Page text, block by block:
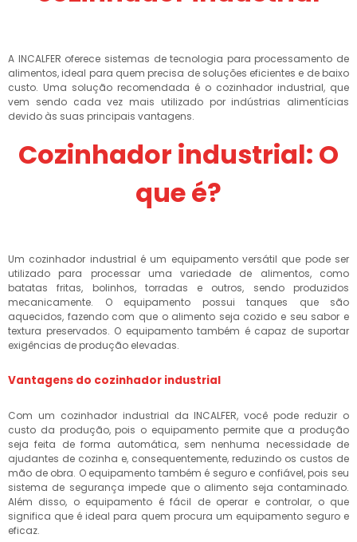
A INCALFER oferece sistemas de tecnologia para processamento de
alimentos, ideal para quem precisa de soluções eficientes e de baixo
custo. Uma solução recomendada é o cozinhador industrial, que
vem sendo cada vez mais utilizado por indústrias alimentícias
devido às suas principais vantagens.
Cozinhador industrial: O
que é?
Um cozinhador industrial é um equipamento versátil que pode ser
utilizado para processar uma variedade de alimentos, como
batatas fritas, bolinhos, torradas e outros, sendo produzidos
mecanicamente. O equipamento possui tanques que são
aquecidos, fazendo com que o alimento seja cozido e seu sabor e
textura preservados. O equipamento também é capaz de suportar
exigências de produção elevadas.
Vantagens do cozinhador industrial
Com um cozinhador industrial da INCALFER, você pode reduzir o
custo da produção, pois o equipamento permite que a produção
seja feita de forma automática, sem nenhuma necessidade de
ajudantes de cozinha e, consequentemente, reduzindo os custos de
mão de obra. O equipamento também é seguro e confiável, pois seu
sistema de segurança impede que o alimento seja contaminado.
Além disso, o equipamento é fácil de operar e controlar, o que
significa que é ideal para quem procura um equipamento seguro e
eficaz.